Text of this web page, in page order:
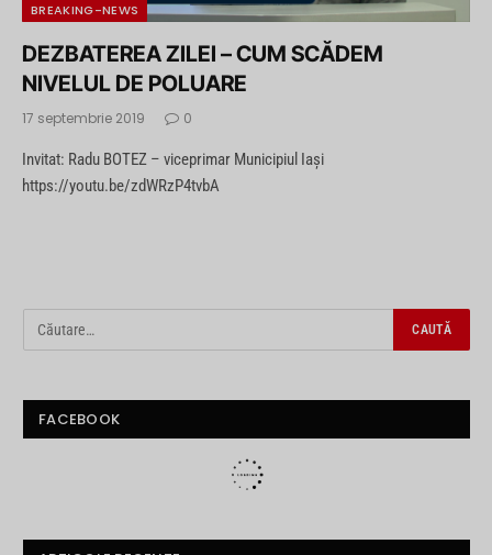
BREAKING-NEWS
DEZBATEREA ZILEI – CUM SCĂDEM
NIVELUL DE POLUARE
17 septembrie 2019 0
Invitat: Radu BOTEZ – viceprimar Municipiul Iași
https://youtu.be/zdWRzP4tvbA
FACEBOOK